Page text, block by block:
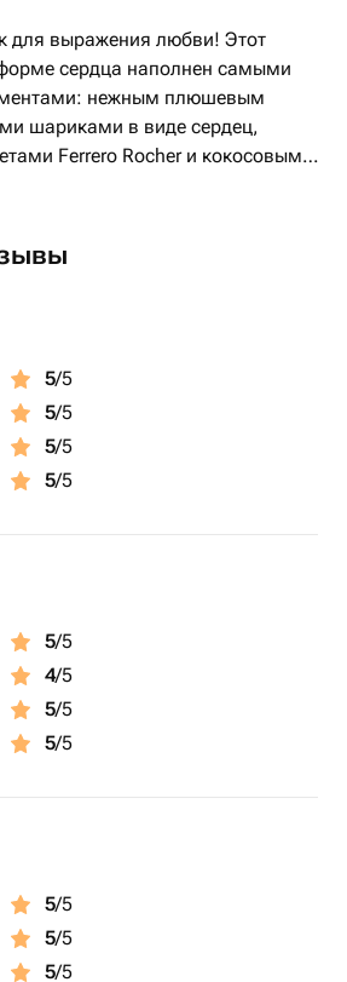
для выражения любви! Этот
сердца наполнен самыми
нежным плюшевым
шариками в виде сердец,
Ferrero Rocher и кокосовыми
сердечки дополняют
Дня святого Валентина,
или просто как сюрприз для
воздушные шары,
подарок на 14 февраля,
сладкий подарок, коробка с
5/5
5/5
5/5
5/5
5/5
4/5
5/5
5/5
5/5
5/5
5/5